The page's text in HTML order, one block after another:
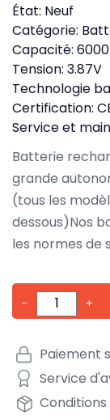
État: Neuf
Catégorie:
Capacité:
Tension: 3.87V
Technologie
Certification:
Service et
Batterie
grande
(tous les
dessous)Nos
les normes de
- +
Paiement
Service